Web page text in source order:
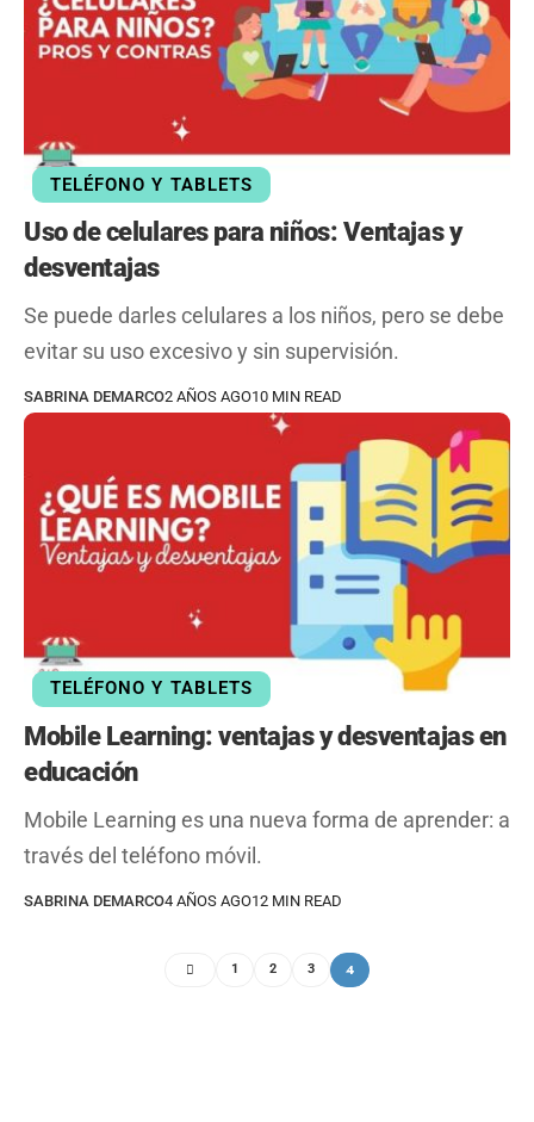
TELÉFONO Y TABLETS
Uso de celulares para niños: Ventajas y
desventajas
Se puede darles celulares a los niños, pero se debe
evitar su uso excesivo y sin supervisión.
SABRINA DEMARCO2 AÑOS AGO10 MIN READ
TELÉFONO Y TABLETS
Mobile Learning: ventajas y desventajas en
educación
Mobile Learning es una nueva forma de aprender: a
través del teléfono móvil.
SABRINA DEMARCO4 AÑOS AGO12 MIN READ
1 2 3 4